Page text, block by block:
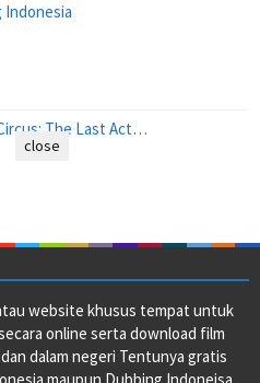
Indonesia
The Last Act…
website khusus tempat untuk
online serta download film
dalam negeri Tentunya gratis
close